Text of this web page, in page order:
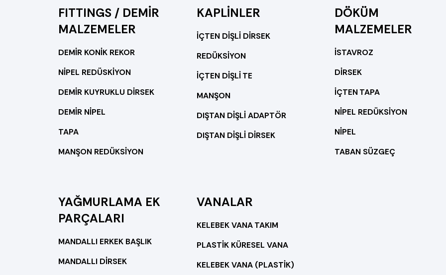
FITTINGS / DEMİR
MALZEMELER
DEMİR KONİK REKOR
NİPEL REDÜSKİYON
DEMİR KUYRUKLU DİRSEK
DEMİR NİPEL
TAPA
MANŞON REDÜKSİYON
KAPLİNLER
İÇTEN DİŞLİ DİRSEK
REDÜKSİYON
İÇTEN DİŞLİ TE
MANŞON
DIŞTAN DİŞLİ ADAPTÖR
DIŞTAN DİŞLİ DİRSEK
DÖKÜM
MALZEMELER
İSTAVROZ
DİRSEK
İÇTEN TAPA
NİPEL REDÜKSİYON
NİPEL
TABAN SÜZGEÇ
YAĞMURLAMA EK
PARÇALARI
MANDALLI ERKEK BAŞLIK
MANDALLI DİRSEK
VANALAR
KELEBEK VANA TAKIM
PLASTİK KÜRESEL VANA
KELEBEK VANA (PLASTİK)